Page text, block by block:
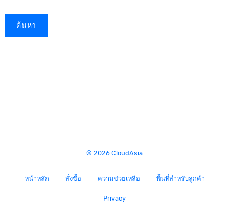
ค้นหา
© 2026 CloudAsia
หน้าหลัก สั่งซื้อ ความช่วยเหลือ พื้นที่สำหรับลูกค้า
Privacy